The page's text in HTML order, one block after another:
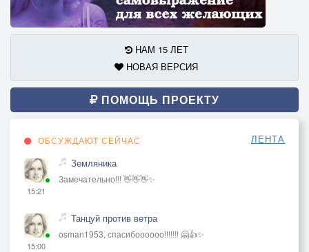
НАМ 15 ЛЕТ
НОВАЯ ВЕРСИЯ
ПОМОЩЬ ПРОЕКТУ
ОБСУЖДАЮТ СЕЙЧАС ЛЕНТА
15:21
Земляника
Замечательно!!! 👋👋👋✨
15:00
Танцуй против ветра
osman1953, спасибоооооо!!!!!!! 🤗👍✨